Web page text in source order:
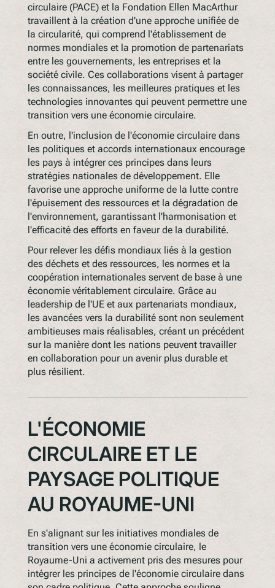
circulaire (PACE) et la Fondation Ellen MacArthur
travaillent à la création d'une approche unifiée de
la circularité, qui comprend l'établissement de
normes mondiales et la promotion de partenariats
entre les gouvernements, les entreprises et la
société civile. Ces collaborations visent à partager
les connaissances, les meilleures pratiques et les
technologies innovantes qui peuvent permettre une
transition vers une économie circulaire.
En outre, l'inclusion de l'économie circulaire dans
les politiques et accords internationaux encourage
les pays à intégrer ces principes dans leurs
stratégies nationales de développement. Elle
favorise une approche uniforme de la lutte contre
l'épuisement des ressources et la dégradation de
l'environnement, garantissant l'harmonisation et
l'efficacité des efforts en faveur de la durabilité.
Pour relever les défis mondiaux liés à la gestion
des déchets et des ressources, les normes et la
coopération internationales servent de base à une
économie véritablement circulaire. Grâce au
leadership de l'UE et aux partenariats mondiaux,
les avancées vers la durabilité sont non seulement
ambitieuses mais réalisables, créant un précédent
sur la manière dont les nations peuvent travailler
en collaboration pour un avenir plus durable et
plus résilient.
L'ÉCONOMIE
CIRCULAIRE ET LE
PAYSAGE POLITIQUE
AU ROYAUME-UNI
En s'alignant sur les initiatives mondiales de
transition vers une économie circulaire, le
Royaume-Uni a activement pris des mesures pour
intégrer les principes de l'économie circulaire dans